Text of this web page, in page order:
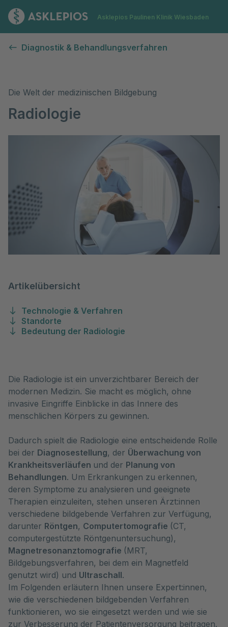
Zur Startseite
Asklepios Paulinen Klinik Wiesbaden
Diagnostik & Behandlungsverfahren
Die Welt der medizinischen Bildgebung
Radiologie
Artikelübersicht
Technologie & Verfahren
Standorte
Bedeutung der Radiologie
Die Radiologie ist ein unverzichtbarer Bereich der
modernen Medizin. Sie macht es möglich, ohne
invasive Eingriffe Einblicke in das Innere des
menschlichen Körpers zu gewinnen.
Dadurch spielt die Radiologie eine entscheidende Rolle
bei der Diagnosestellung, der Überwachung von
Krankheitsverläufen und der Planung von
Behandlungen. Um Erkrankungen zu erkennen,
deren Symptome zu analysieren und geeignete
Therapien einzuleiten, stehen unseren Ärzt:innen
verschiedene bildgebende Verfahren zur Verfügung,
darunter Röntgen, Computertomografie (CT,
computergestützte Röntgenuntersuchung),
Magnetresonanztomografie (MRT,
Bildgebungsverfahren, bei dem ein Magnetfeld
genutzt wird) und Ultraschall.
Im Folgenden erläutern Ihnen unsere Expert:innen,
wie die verschiedenen bildgebenden Verfahren
funktionieren, wo sie eingesetzt werden und wie sie
zur Verbesserung der Patientenversorgung beitragen.